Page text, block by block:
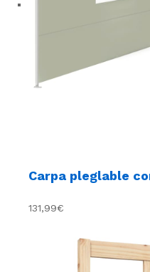
Carpa pleglable
131,99€